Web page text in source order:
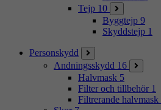
Tejp 10
Byggtejp 9
Skyddstejp 1
Personskydd
Andningsskydd 16
Halvmask 5
Filter och tillbehör 1
Filtrerande halvmask